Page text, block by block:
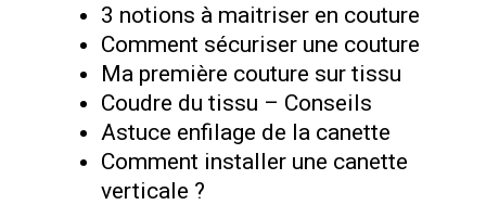
3 notions à maitriser en couture
Comment sécuriser une couture
Ma première couture sur tissu
Coudre du tissu – Conseils
Astuce enfilage de la canette
Comment installer une canette
verticale ?